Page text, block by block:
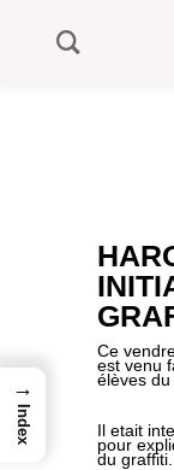
Ce
est venu
élèves du
Il etait
pour
du graffiti.
→
Index